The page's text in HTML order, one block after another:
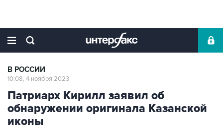
В РОССИИ
10:08, 4 ноября 2023
Патриарх Кирилл заявил об
обнаружении оригинала Казанской
иконы